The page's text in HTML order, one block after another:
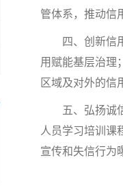
管体系，推动信
四、创新信用
用赋能基层治理
区域及对外的信
五、弘扬诚信
人员学习培训课
宣传和失信行为